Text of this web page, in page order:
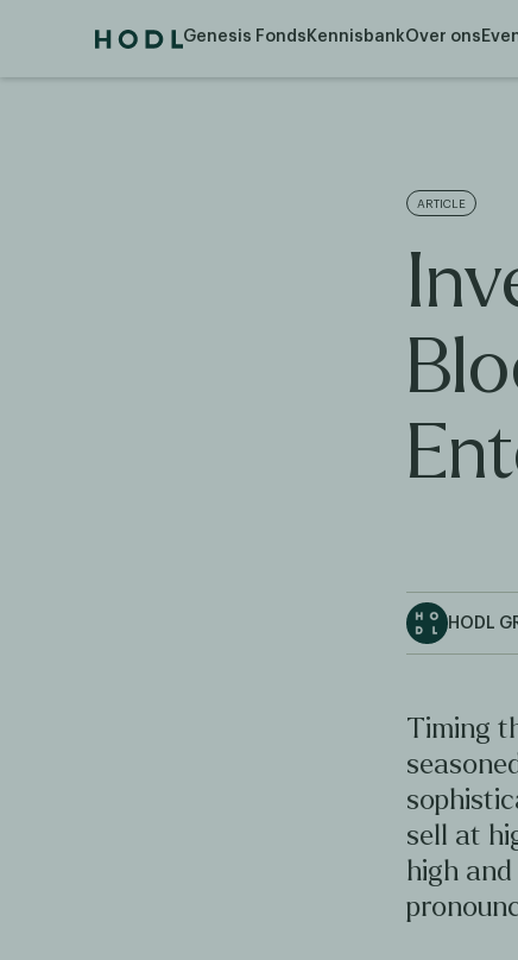
Genesis Fonds KennisbankOver ons
ARTICLE
HODL
Timing
sell at
high